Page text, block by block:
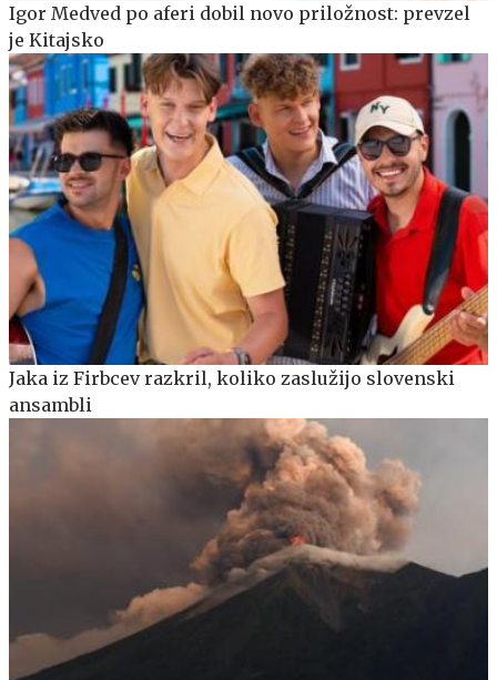
Igor Medved po aferi dobil novo priložnost: prevzel
je Kitajsko
Jaka iz Firbcev razkril, koliko zaslužijo slovenski
ansambli